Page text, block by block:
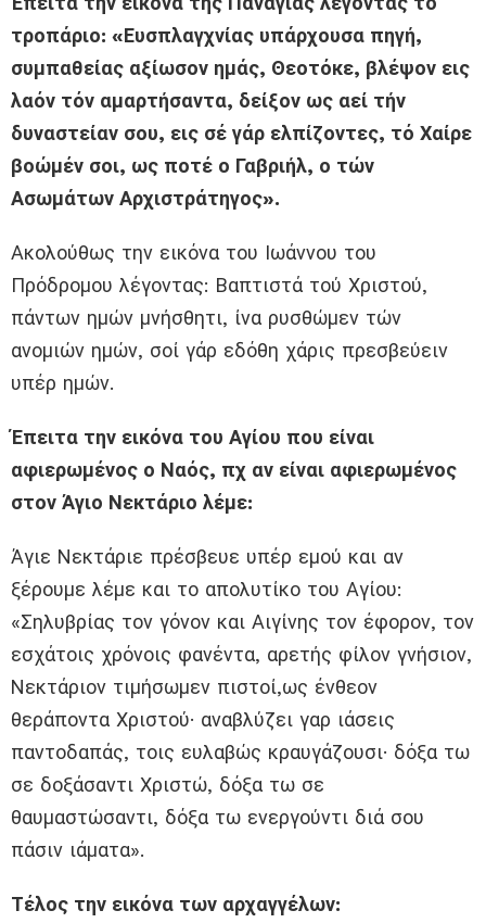
τροπάριο: «Ευσπλαγχνίας υπάρχουσα πηγή,
συμπαθείας αξίωσον ημάς, Θεοτόκε, βλέψον εις
λαόν τόν αμαρτήσαντα, δείξον ως αεί τήν
δυναστείαν σου, εις σέ γάρ ελπίζοντες, τό Χαίρε
βοώμέν σοι, ως ποτέ ο Γαβριήλ, ο τών
Ασωμάτων Αρχιστράτηγος».
Ακολούθως την εικόνα του Ιωάννου του
Πρόδρομου λέγοντας: Βαπτιστά τού Χριστού,
πάντων ημών μνήσθητι, ίνα ρυσθώμεν τών
ανομιών ημών, σοί γάρ εδόθη χάρις πρεσβεύειν
υπέρ ημών.
Έπειτα την εικόνα του Αγίου που είναι
αφιερωμένος ο Ναός, πχ αν είναι αφιερωμένος
στον Άγιο Νεκτάριο λέμε:
Άγιε Νεκτάριε πρέσβευε υπέρ εμού και αν
ξέρουμε λέμε και το απολυτίκο του Αγίου:
«Σηλυβρίας τον γόνον και Αιγίνης τον έφορον, τον
εσχάτοις χρόνοις φανέντα, αρετής φίλον γνήσιον,
Νεκτάριον τιμήσωμεν πιστοί,ως ένθεον
θεράποντα Χριστού· αναβλύζει γαρ ιάσεις
παντοδαπάς, τοις ευλαβώς κραυγάζουσι· δόξα τω
σε δοξάσαντι Χριστώ, δόξα τω σε
θαυμαστώσαντι, δόξα τω ενεργούντι διά σου
πάσιν ιάματα».
Τέλος την εικόνα των αρχαγγέλων: